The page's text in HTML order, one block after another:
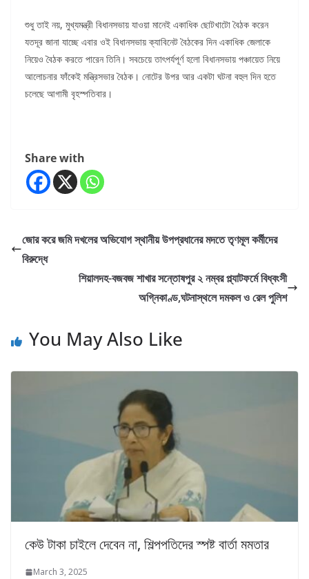
শুধু তাই নয়, মুখ্যমন্ত্রী বিধানসভায় যাওয়া মানেই একাধিক ছোটখাটো বৈঠক করেন
যতদূর জানা যাচ্ছে এবার ওই বিধানসভায় ক্যাবিনেট বৈঠকের দিন একাধিক জেলাকে
নিয়েও বৈঠক করতে পারেন তিনি। সবচেয়ে তাৎপর্যপূর্ণ হলো বিধানসভায় পঞ্চায়েত নিয়ে
আলোচনার ফাঁকেই মন্ত্রিসভার বৈঠক। নোটের উপর আর একটা ঘটনা বহুল দিন হতে
চলেছে আগামী বৃহস্পতিবার।
Share with
জোর করে জমি দখলের অভিযোগ স্থানীয় উপপ্রধানের মদতে তৃণমূল কর্মীদের
বিরুদ্ধে
শিয়ালদহ-বজবজ শাখার সন্তোষপুর ২ নম্বর প্ল্যাটফর্মে বিধ্বংসী
অগ্নিকাণ্ড,ঘটনাস্থলে দমকল ও রেল পুলিশ
You May Also Like
কেউ টাকা চাইলে দেবেন না, শিল্পপতিদের স্পষ্ট বার্তা মমতার
March 3, 2025